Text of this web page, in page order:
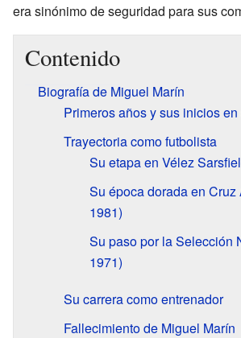
era sinónimo de seguridad para sus
Contenido
Biografía de Miguel Marín
Primeros años y sus inicios
Trayectoria como futbolista
Su etapa en Vélez
Su época dorada en Cruz
1981)
Su paso por la Selección
1971)
Su carrera como entrenador
Fallecimiento de Miguel Marín